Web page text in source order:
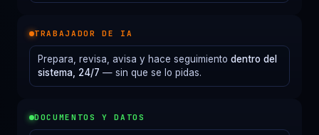
TRABAJADOR DE IA
Prepara, revisa, avisa y hace seguimiento dentro del
sistema, 24/7 — sin que se lo pidas.
DOCUMENTOS Y DATOS